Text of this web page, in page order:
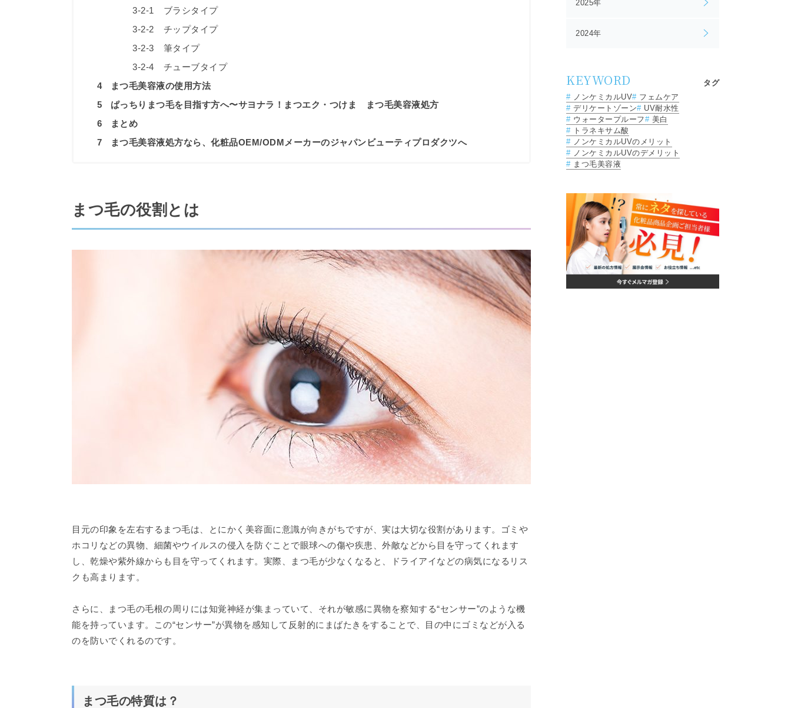
3-2-1
ブラシタイプ
3-2-2
チップタイプ
3-2-3
筆タイプ
3-2-4
チューブタイプ
4
まつ毛美容液の使用方法
5
ぱっちりまつ毛を目指す方へ〜サヨナラ！まつエク・つけま まつ毛美容液処方
6
まとめ
7
まつ毛美容液処方なら、化粧品OEM/ODMメーカーのジャパンビューティプロダクツへ
まつ毛の役割とは
目元の印象を左右するまつ毛は、とにかく美容面に意識が向きがちですが、実は大切な役割があります。ゴミや
ホコリなどの異物、細菌やウイルスの侵入を防ぐことで眼球への傷や疾患、外敵などから目を守ってくれます
し、乾燥や紫外線からも目を守ってくれます。実際、まつ毛が少なくなると、ドライアイなどの病気になるリス
クも高まります。
さらに、まつ毛の毛根の周りには知覚神経が集まっていて、それが敏感に異物を察知する“センサー”のような機
能を持っています。この“センサー”が異物を感知して反射的にまばたきをすることで、目の中にゴミなどが入る
のを防いでくれるのです。
まつ毛の特質は？
2025年
2024年
KEYWORD
タグ
ノンケミカルUV
フェムケア
デリケートゾーン
UV耐水性
ウォータープルーフ
美白
トラネキサム酸
ノンケミカルUVのメリット
ノンケミカルUVのデメリット
まつ毛美容液